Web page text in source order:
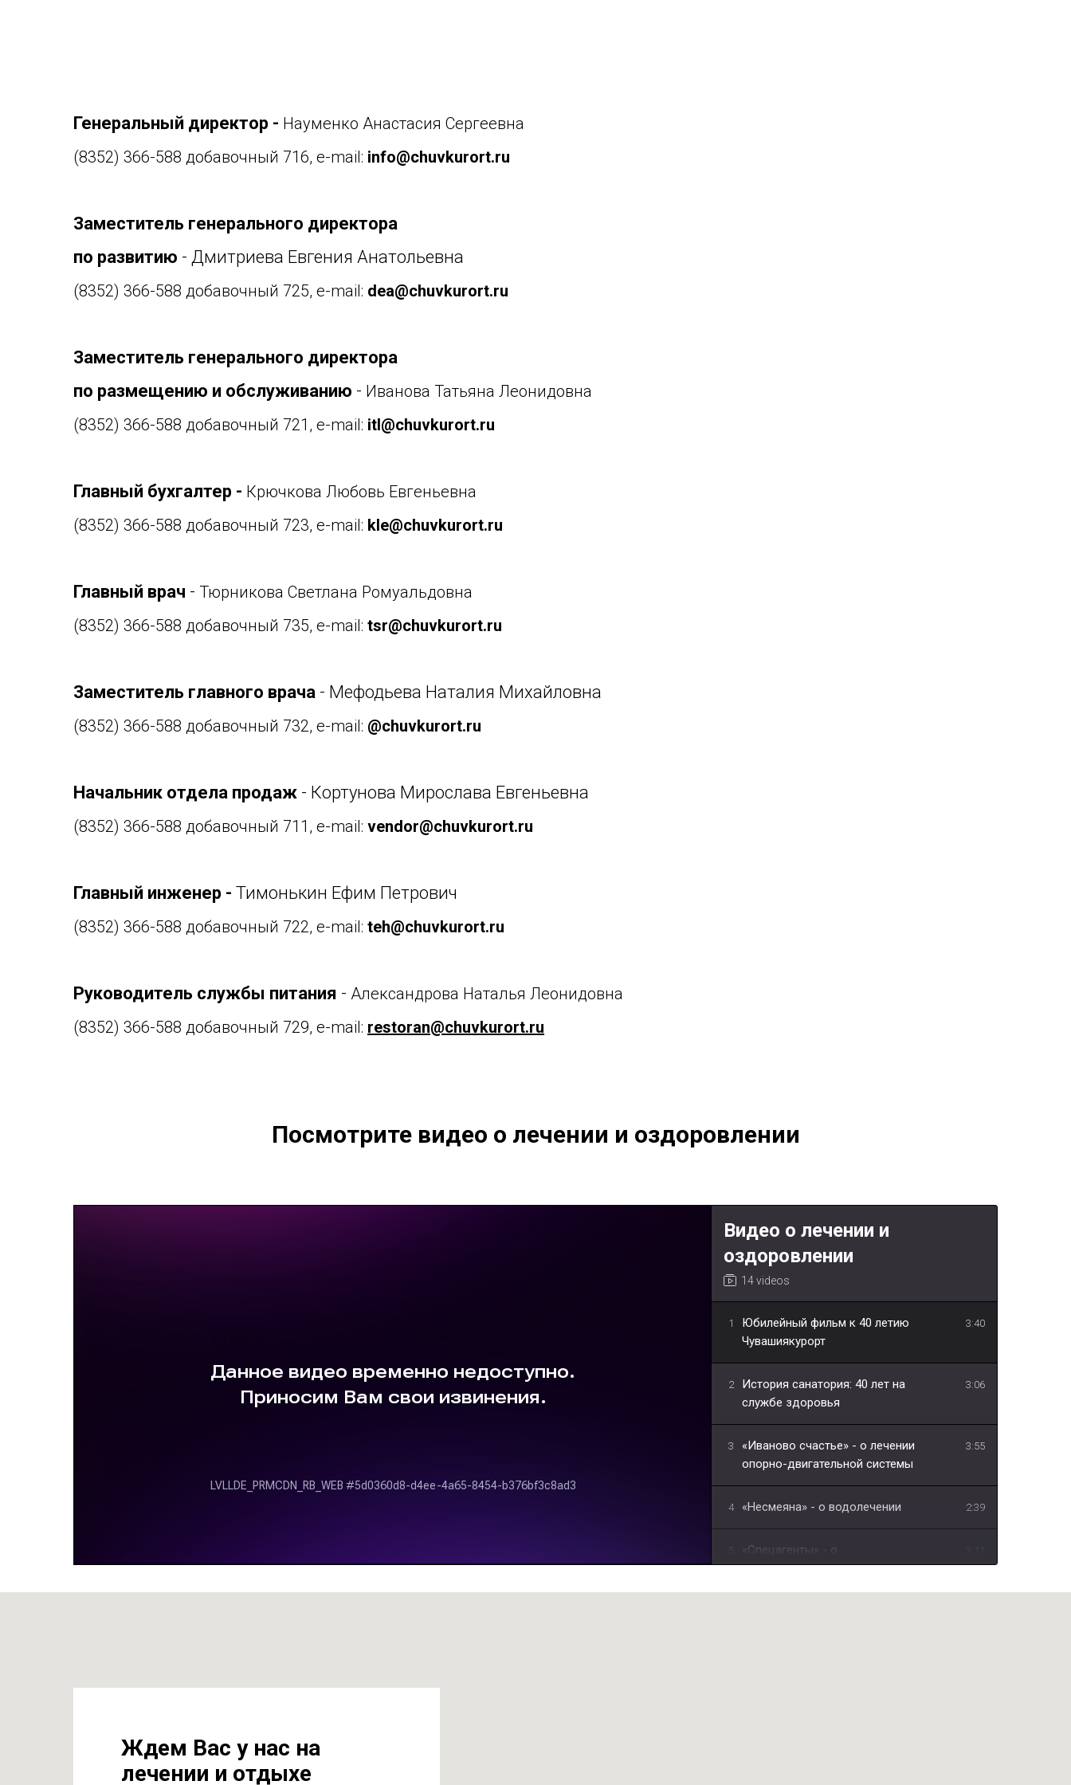
Генеральный директор - Науменко Анастасия Сергеевна
(8352) 366-588 добавочный 716, e-mail: info@chuvkurort.ru
Заместитель генерального директора
по развитию - Дмитриева Евгения Анатольевна
(8352) 366-588 добавочный 725, e-mail: dea@chuvkurort.ru
Заместитель генерального директора
по размещению и обслуживанию - Иванова Татьяна Леонидовна
(8352) 366-588 добавочный 721, e-mail: itl@chuvkurort.ru
Главный бухгалтер - Крючкова Любовь Евгеньевна
(8352) 366-588 добавочный 723, e-mail: kle@chuvkurort.ru
Главный врач - Тюрникова Светлана Ромуальдовна
(8352) 366-588 добавочный 735, e-mail: tsr@chuvkurort.ru
Заместитель главного врача - Мефодьева Наталия Михайловна
(8352) 366-588 добавочный 732, e-mail: @chuvkurort.ru
Начальник отдела продаж - Кортунова Мирослава Евгеньевна
(8352) 366-588 добавочный 711, e-mail: vendor@chuvkurort.ru
Главный инженер - Тимонькин Ефим Петрович
(8352) 366-588 добавочный 722, e-mail: teh@chuvkurort.ru
Руководитель службы питания - Александрова Наталья Леонидовна
(8352) 366-588 добавочный 729, e-mail: restoran@chuvkurort.ru
Посмотрите видео о лечении и оздоровлении
Видео о лечении и
оздоровлении
14 videos
1
Юбилейный фильм к 40 летию
Чувашиякурорт
3:40
2
История санатория: 40 лет на
службе здоровья
3:06
3
«Иваново счастье» - о лечении
опорно-двигательной системы
3:55
4 «Несмеяна» - о водолечении 2:39
«Спецагенты» - о
физиотерапевтическом лечении
Ждем Вас у нас на
лечении и отдыхе